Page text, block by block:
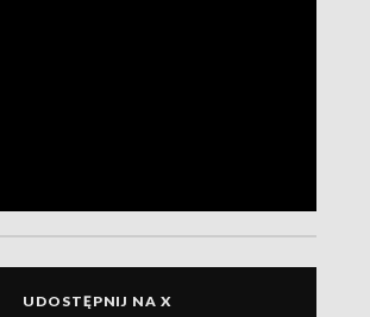
UDOSTĘPNIJ NA X